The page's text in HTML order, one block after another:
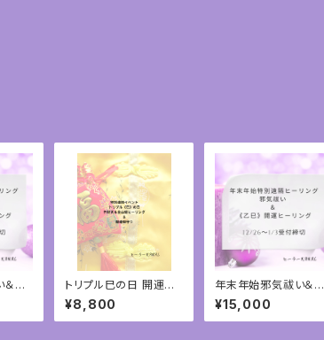
乙
トリプル巳の日 開運御
守り＆弁財天と金山姫
ヒーリング
¥8,800
年末年始邪気祓い＆乙
巳開運遠隔ヒーリング
②
¥15,000